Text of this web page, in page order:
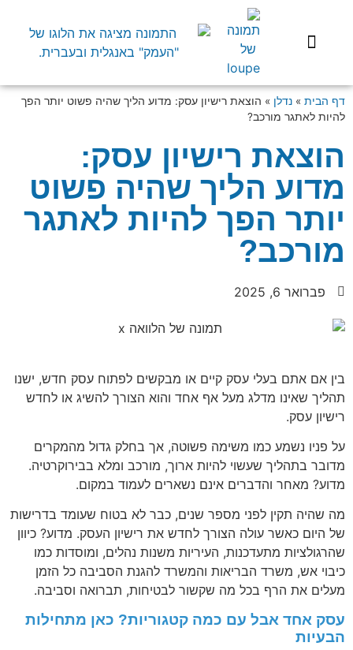
דף הבית » נדלן » הוצאת רישיון עסק: מדוע הליך שהיה פשוט יותר הפך
להיות לאתגר מורכב?
הוצאת רישיון עסק:
מדוע הליך שהיה פשוט
יותר הפך להיות לאתגר
מורכב?
פברואר 6, 2025
בין אם אתם בעלי עסק קיים או מבקשים לפתוח עסק חדש, ישנו
תהליך שאינו מדלג מעל אף אחד והוא הצורך להשיג או לחדש
רישיון עסק.
על פניו נשמע כמו משימה פשוטה, אך בחלק גדול מהמקרים
מדובר בתהליך שעשוי להיות ארוך, מורכב ומלא בבירוקרטיה.
מדוע? מאחר והדברים אינם נשארים לעמוד במקום.
מה שהיה תקין לפני מספר שנים, כבר לא בטוח שעומד בדרישות
של היום כאשר עולה הצורך לחדש את רישיון העסק. מדוע? כיוון
שהרגולציות מתעדכנות, העיריות משנות נהלים, ומוסדות כמו
כיבוי אש, משרד הבריאות והמשרד להגנת הסביבה כל הזמן
מעלים את הרף בכל מה שקשור לבטיחות, תברואה וסביבה.
עסק אחד אבל עם כמה קטגוריות? כאן מתחילות
הבעיות